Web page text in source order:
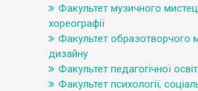
Факультет музичного
хореографії
Факультет образотворчого
дизайну
Факультет педагогічної
Факультет психології,